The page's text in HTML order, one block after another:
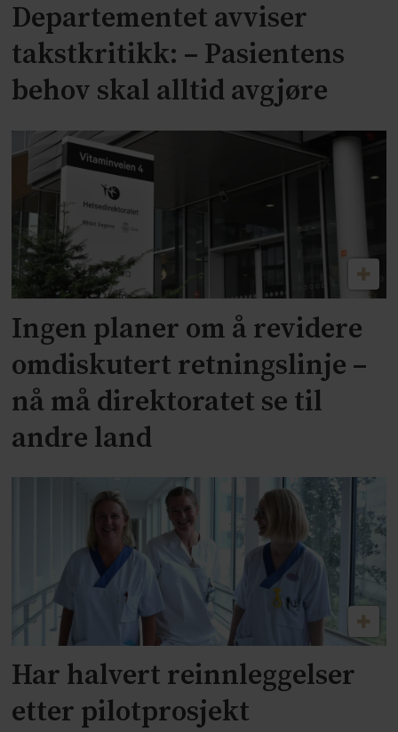
Departementet avviser
takstkritikk: – Pasientens
behov skal alltid avgjøre
Ingen planer om å revidere
omdiskutert retningslinje –
nå må direktoratet se til
andre land
Har halvert reinnleggelser
etter pilotprosjekt